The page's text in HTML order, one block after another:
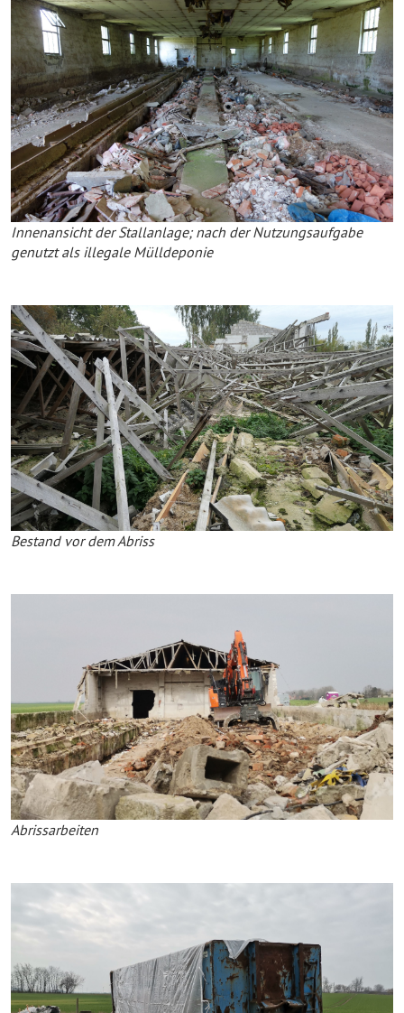
Innenansicht der Stallanlage; nach der Nutzungsaufgabe
genutzt als illegale Mülldeponie
Bestand vor dem Abriss
Abrissarbeiten